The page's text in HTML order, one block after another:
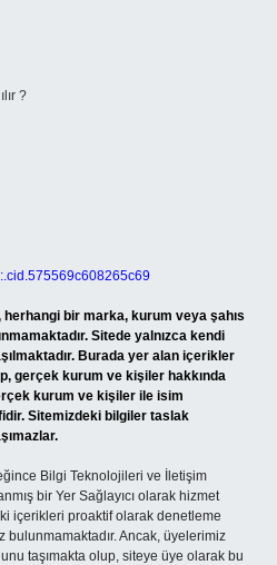
?
bir marka, kurum veya şahıs
Sitede yalnızca kendi
Burada yer alan içerikler
gerçek kurum ve kişiler hakkında
kurum ve kişiler ile isim
Sitemizdeki bilgiler taslak
Bilgi Teknolojileri ve İletişim
bir Yer Sağlayıcı olarak hizmet
içerikleri proaktif olarak denetleme
bulunmamaktadır. Ancak, üyelerimiz
taşımakta olup, siteye üye olarak bu